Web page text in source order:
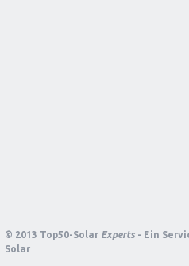
© 2013 Top50-Solar Experts - Ein
Solar